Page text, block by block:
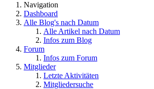
Navigation
Dashboard
Alle Blog's nach Datum
Alle Artikel nach Datum
Infos zum Blog
Forum
Infos zum Forum
Mitglieder
Letzte Aktivitäten
Mitgliedersuche